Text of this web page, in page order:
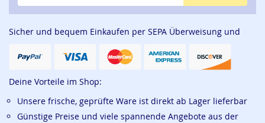
Sicher und bequem Einkaufen per SEPA Überweisung und
Deine Vorteile im Shop:
Unsere frische, geprüfte Ware ist direkt ab Lager lieferbar
Günstige Preise und viele spannende Angebote aus der